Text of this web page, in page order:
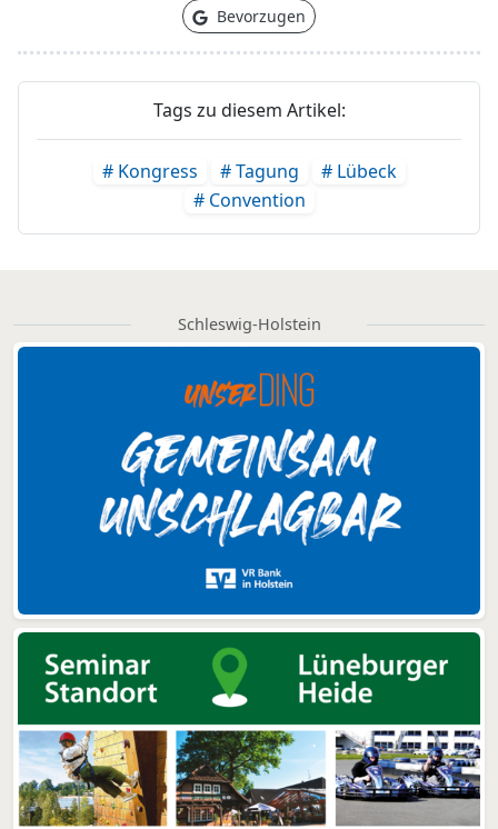
Bevorzugen
Tags zu diesem Artikel:
# Kongress # Tagung
# Lübeck
# Convention
Schleswig-Holstein